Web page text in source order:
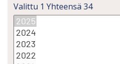
Valittu 1 Yhteensä 34